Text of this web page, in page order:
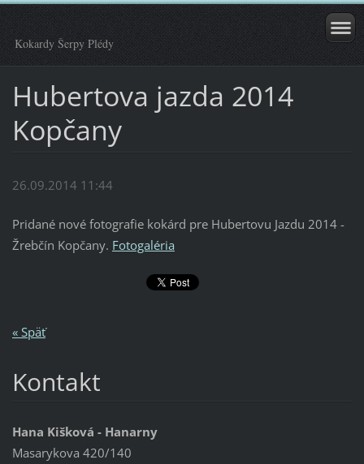
Kokardy Šerpy Plédy
Hubertova jazda 2014
Kopčany
26.09.2014 11:44
Pridané nové fotografie kokárd pre Hubertovu Jazdu 2014 -
Žrebčín Kopčany. Fotogaléria
« Späť
Kontakt
Hana Kišková - Hanarny
Masarykova 420/140